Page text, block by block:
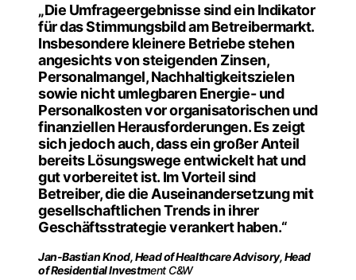
„Die Umfrageergebnisse sind ein Indikator
für das Stimmungsbild am Betreibermarkt.
Insbesondere kleinere Betriebe stehen
angesichts von steigenden Zinsen,
Personalmangel, Nachhaltigkeitszielen
sowie nicht umlegbaren Energie- und
Personalkosten vor organisatorischen und
finanziellen Herausforderungen. Es zeigt
sich jedoch auch, dass ein großer Anteil
bereits Lösungswege entwickelt hat und
gut vorbereitet ist. Im Vorteil sind
Betreiber, die die Auseinandersetzung mit
gesellschaftlichen Trends in ihrer
Geschäftsstrategie verankert haben.“
Jan-Bastian Knod, Head of Healthcare Advisory, Head
of Residential Investment C&W